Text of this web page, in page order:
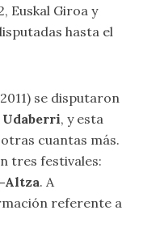
Euskal Giroa y
hasta el
se disputaron
, y esta
cuantas más.
tres festivales:
Altza. A
referente a